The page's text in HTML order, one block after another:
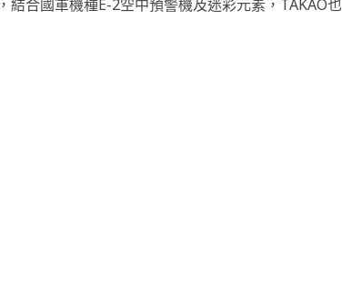
合國軍機種E-2空中預警機及迷彩元素，TAKAO也